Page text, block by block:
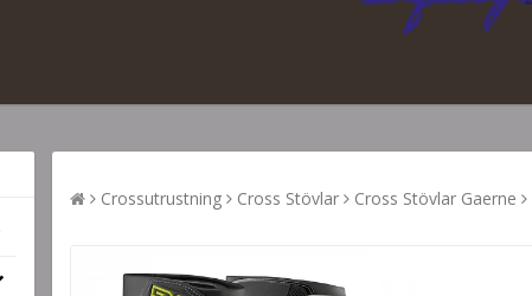
Crossutrustning Cross Stövlar Cross Stövlar Gaerne